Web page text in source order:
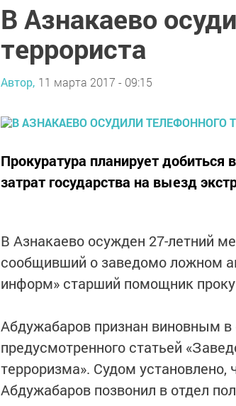
В Азнакаево
террориста
Автор, 11 марта 2017 - 09:15
Прокуратура планирует добиться
затрат государства на выезд
В Азнакаево осужден 27-летний
сообщивший о заведомо ложном
информ» старший помощник
Абдужабаров признан виновным в
предусмотренного статьей
терроризма». Судом установлено,
Абдужабаров позвонил в отдел